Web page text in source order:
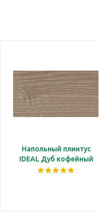
Напольный плинтус
IDEAL Дуб кофейный